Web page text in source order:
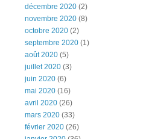
décembre 2020 (2)
novembre 2020 (8)
octobre 2020 (2)
septembre 2020 (1)
août 2020 (5)
juillet 2020 (3)
juin 2020 (6)
mai 2020 (16)
avril 2020 (26)
mars 2020 (33)
février 2020 (26)